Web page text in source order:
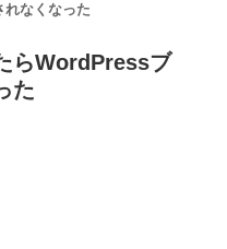
なくなった
らWordPressブ
た